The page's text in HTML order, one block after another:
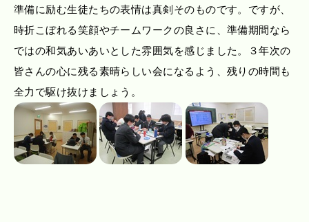
準備に励む生徒たちの表情は真剣そのものです。ですが、
時折こぼれる笑顔やチームワークの良さに、準備期間なら
ではの和気あいあいとした雰囲気を感じました。３年次の
皆さんの心に残る素晴らしい会になるよう、残りの時間も
全力で駆け抜けましょう。